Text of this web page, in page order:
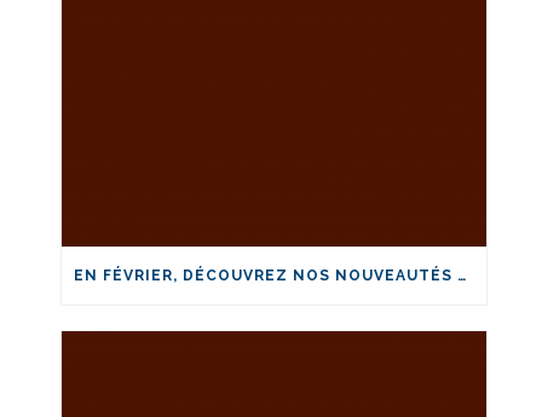
EN FÉVRIER, DÉCOUVREZ NOS NOUVEAUTÉS EN IA-SANTÉ!